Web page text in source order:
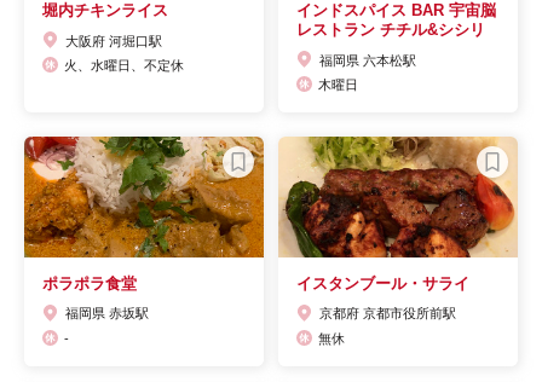
堀内チキンライス
大阪府 河堀口駅
火、水曜日、不定休
インドスパイス BAR 宇宙脳
レストラン チチル&シシリ
福岡県 六本松駅
木曜日
ポラポラ食堂
福岡県 赤坂駅
-
イスタンブール・サライ
京都府 京都市役所前駅
無休